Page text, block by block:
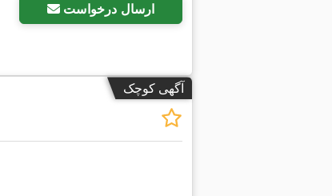
ارسال درخواست
آگهی کوچک